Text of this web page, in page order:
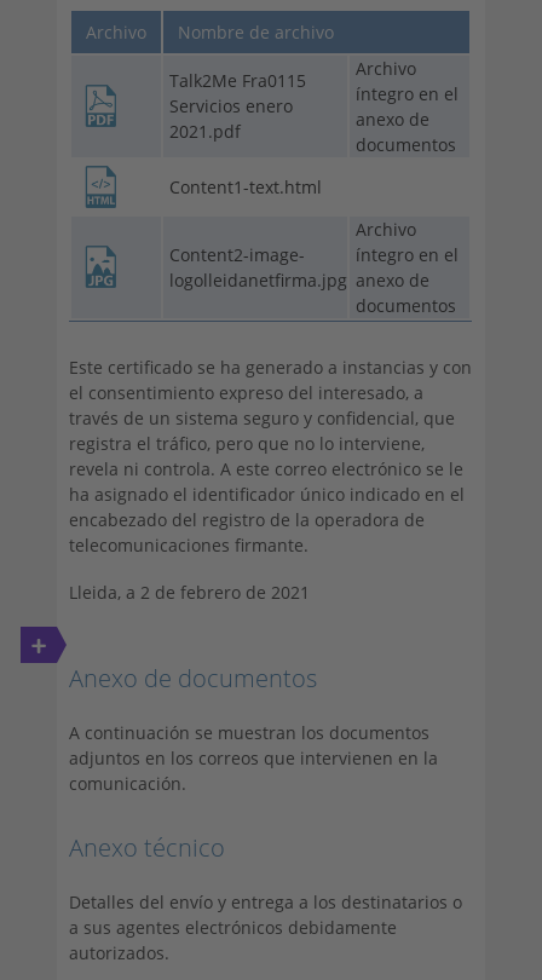
Archivo Nombre de archivo
Talk2Me Fra0115
Servicios enero
2021.pdf
Archivo
íntegro en el
anexo de
documentos
Content1-text.html
Content2-image-
logolleidanetfirma.jpg
Archivo
íntegro en el
anexo de
documentos
Este certificado se ha generado a instancias y con
el consentimiento expreso del interesado, a
través de un sistema seguro y confidencial, que
registra el tráfico, pero que no lo interviene,
revela ni controla. A este correo electrónico se le
ha asignado el identificador único indicado en el
encabezado del registro de la operadora de
telecomunicaciones firmante.
Lleida, a 2 de febrero de 2021
+
Anexo de documentos
A continuación se muestran los documentos
adjuntos en los correos que intervienen en la
comunicación.
Anexo técnico
Detalles del envío y entrega a los destinatarios o
a sus agentes electrónicos debidamente
autorizados.